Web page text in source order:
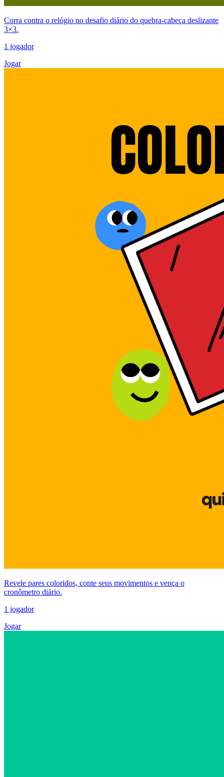
Corra contra o relógio no desafio diário do quebra-cabeça deslizante
3×3.
1 jogador
Jogar
Revele pares coloridos, conte seus movimentos e vença o
cronômetro diário.
1 jogador
Jogar